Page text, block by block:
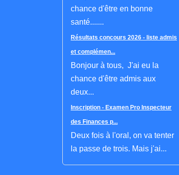
chance d'être en bonne
santé.......
Résultats concours 2026 - liste admis
et complémen...
Bonjour à tous, J'ai eu la
chance d'être admis aux
deux...
Inscription - Examen Pro Inspecteur
des Finances p...
Deux fois à l'oral, on va tenter
la passe de trois. Mais j'ai...